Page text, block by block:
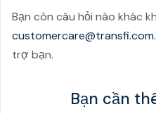
Bạn còn câu hỏi nào khác
customercare@transfi.com
trợ bạn.
Bạn cần